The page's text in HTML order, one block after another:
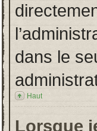
dans le
Haut
Lorsque